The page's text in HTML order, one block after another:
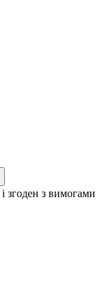
і згоден з вимогами